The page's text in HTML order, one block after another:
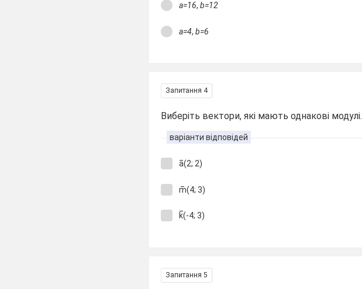
a=16,b=12
a=4,b=6
Запитання 4
Виберіть вектори, які мають однакові модулі.
варіанти відповідей
a̅(2; 2)
m̅(4; 3)
k̅(-4; 3)
Запитання 5